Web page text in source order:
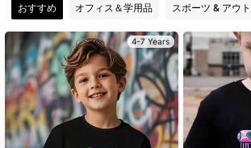
4.94 808K フォロワー
4.94 808K フォロワー
4.94 808K フォロワー
おすすめ オフィス＆学用品 スポーツ & アウ
4-7 Years